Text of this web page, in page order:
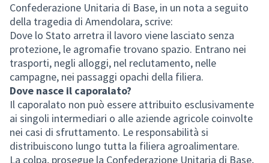
Confederazione Unitaria di Base, in un nota a seguito
della tragedia di Amendolara, scrive:
Dove lo Stato arretra il lavoro viene lasciato senza
protezione, le agromafie trovano spazio. Entrano nei
trasporti, negli alloggi, nel reclutamento, nelle
campagne, nei passaggi opachi della filiera.
Dove nasce il caporalato?
Il caporalato non può essere attribuito esclusivamente
ai singoli intermediari o alle aziende agricole coinvolte
nei casi di sfruttamento. Le responsabilità si
distribuiscono lungo tutta la filiera agroalimentare.
La colpa, prosegue la Confederazione Unitaria di Base,